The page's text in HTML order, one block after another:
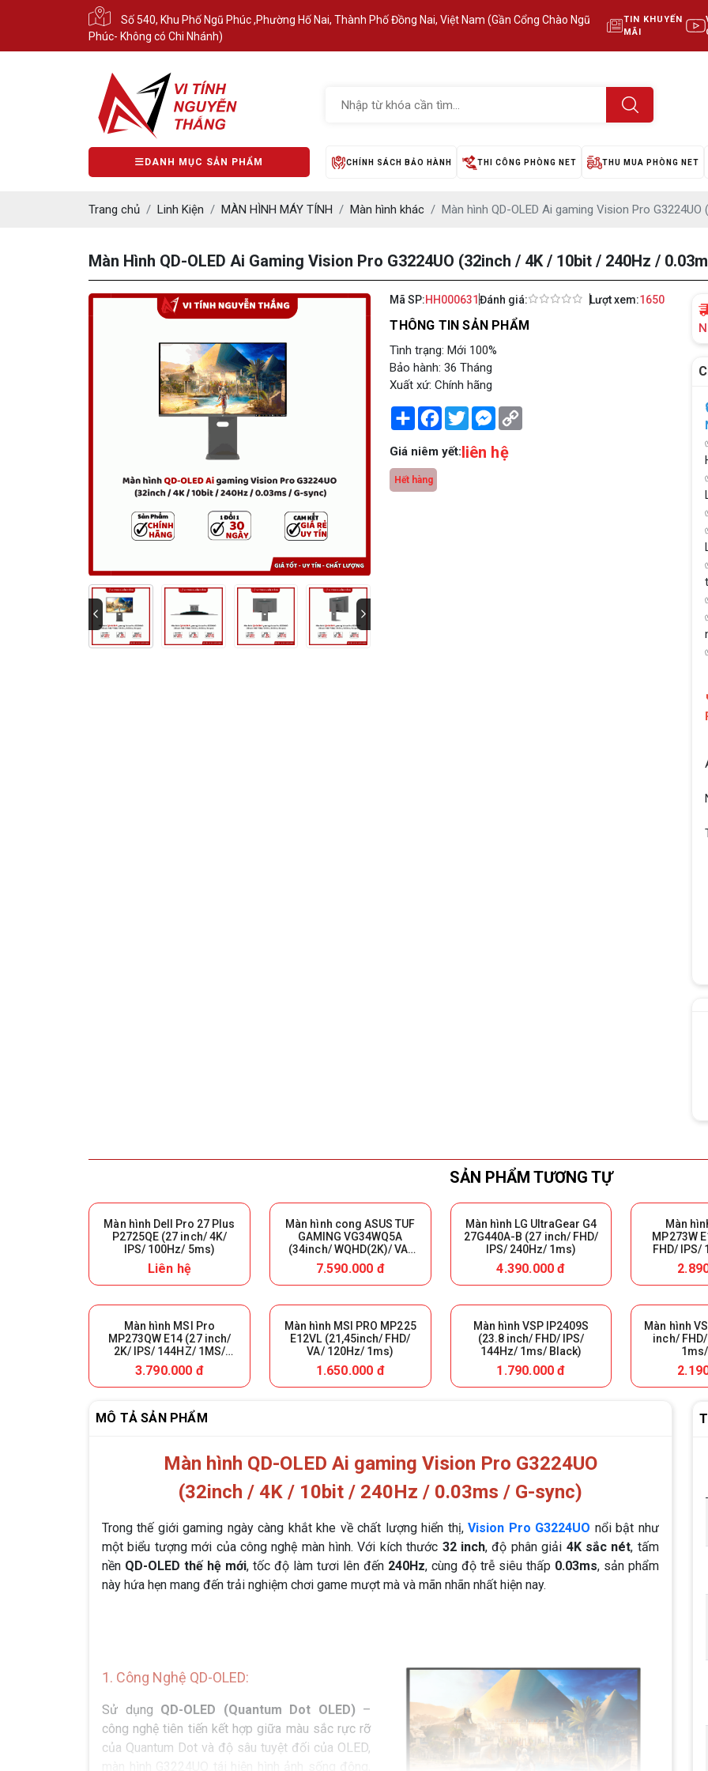
Số 540, Khu Phố Ngũ Phúc ,Phường Hố Nai, Thành Phố Đồng Nai, Việt Nam (Gần Cổng Chào Ngũ
Phúc- Không có Chi Nhánh)
TIN KHUYẾN
MÃI
DANH MỤC SẢN PHẨM CHÍNH SÁCH BẢO HÀNH THI CÔNG PHÒNG NET THU MUA PHÒNG NET
Trang chủ Linh Kiện MÀN HÌNH MÁY TÍNH Màn hình khác Màn hình QD-OLED Ai gaming Vision Pro
Màn Hình QD-OLED Ai Gaming Vision Pro G3224UO (32inch / 4K / 10bit / 240Hz /
Mã SP:HH000631 Đánh giá: Lượt xem:1650
THÔNG TIN SẢN PHẨM
Tình trạng: Mới 100%
Bảo hành: 36 Tháng
Xuất xứ: Chính hãng
ShareFacebook
TwitterMessenger
Giá niêm yết:liên hệ
Hết hàng
SẢN PHẨM TƯƠNG TỰ
Màn hình Dell Pro 27 Plus
P2725QE (27 inch/ 4K/
IPS/ 100Hz/ 5ms)
Liên hệ
Màn hình cong ASUS TUF
GAMING VG34WQ5A
(34inch/ WQHD(2K)/ VA/
200Hz/ 0.5ms/ 1500R)
7.590.000 đ
Màn hình LG UltraGear G4
27G440A-B (27 inch/ FHD/
IPS/ 240Hz/ 1ms)
4.390.000 đ
Màn
MP273W
FHD/ IPS/
Màu
Màn hình MSI Pro
MP273QW E14 (27 inch/
2K/ IPS/ 144HZ/ 1MS/
LOA)
3.790.000 đ
Màn hình MSI PRO MP225
E12VL (21,45inch/ FHD/
VA/ 120Hz/ 1ms)
1.650.000 đ
Màn hình VSP IP2409S
(23.8 inch/ FHD/ IPS/
144Hz/ 1ms/ Black)
1.790.000 đ
Màn hình
inch/
MÔ TẢ SẢN PHẨM
Màn hình QD-OLED Ai gaming Vision Pro G3224UO
(32inch / 4K / 10bit / 240Hz / 0.03ms / G-sync)
Trong thế giới gaming ngày càng khắt khe về chất lượng hiển thị,Vision Pro G3224UO nổi bật như
một biểu tượng mới của công nghệ màn hình. Với kích thước 32 inch, độ phân giải 4K sắc nét, tấm
nền QD-OLED thế hệ mới, tốc độ làm tươi lên đến 240Hz, cùng độ trễ siêu thấp 0.03ms, sản phẩm
này hứa hẹn mang đến trải nghiệm chơi game mượt mà và mãn nhãn nhất hiện nay.
1. Công Nghệ QD-OLED:
Sử dụng QD-OLED (Quantum Dot OLED) –
công nghệ tiên tiến kết hợp giữa màu sắc rực rỡ
của Quantum Dot và độ sâu tuyệt đối của OLED,